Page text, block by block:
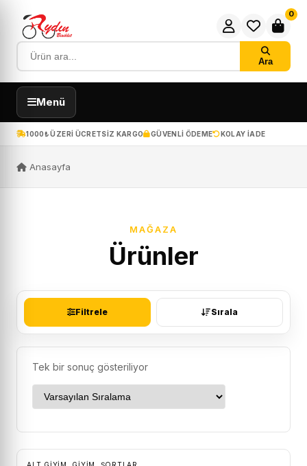
Ara
0
Menü
1000₺ ÜZERI ÜCRETSIZ KARGO GÜVENLI ÖDEME KOLAY IADE
Anasayfa
MAĞAZA
Ürünler
Filtrele Sırala
Tek bir sonuç gösteriliyor
ÜCRETSIZ KARGO